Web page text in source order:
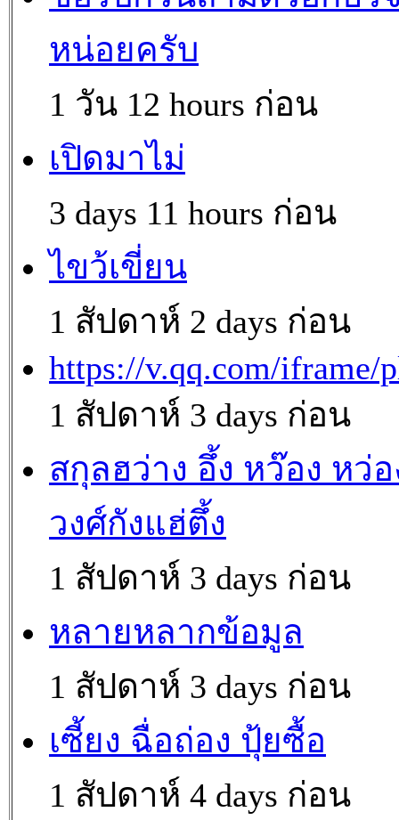
หน่อยครับ
1 วัน 12 hours ก่อน
เปิดมาไม่
3 days 11 hours ก่อน
ไขว้เขี่ยน
1 สัปดาห์ 2 days ก่อน
https://v.qq.com/iframe/
1 สัปดาห์ 3 days ก่อน
สกุลฮว่าง อึ้ง หว๊อง หว่อ
วงศ์กังแฮ่ตึ้ง
1 สัปดาห์ 3 days ก่อน
หลายหลากข้อมูล
1 สัปดาห์ 3 days ก่อน
เซี้ยง ฉื่อถ่อง ปุ้ยซื้อ
1 สัปดาห์ 4 days ก่อน